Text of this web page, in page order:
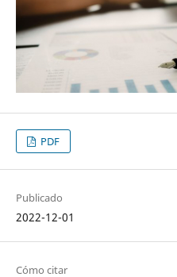
PDF
Publicado
2022-12-01
Cómo citar